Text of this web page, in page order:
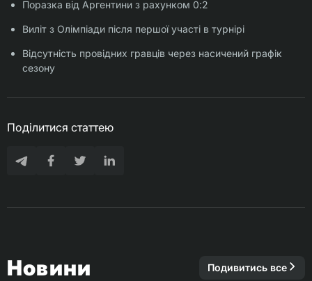
Поразка від Аргентини з рахунком 0:2
Виліт з Олімпіади після першої участі в турнірі
Відсутність провідних гравців через насичений графік
сезону
Поділитися статтею
Новини Подивитись все